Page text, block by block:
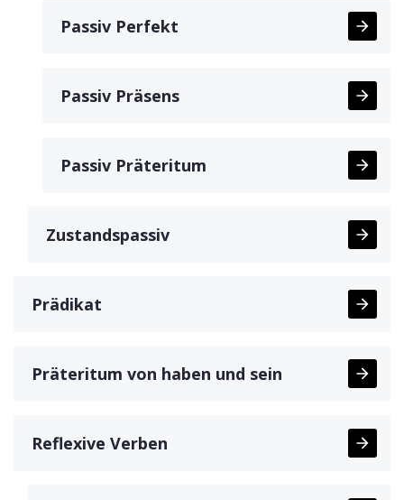
Passiv Perfekt
Passiv Präsens
Passiv Präteritum
Zustandspassiv
Prädikat
Präteritum von haben und sein
Reflexive Verben